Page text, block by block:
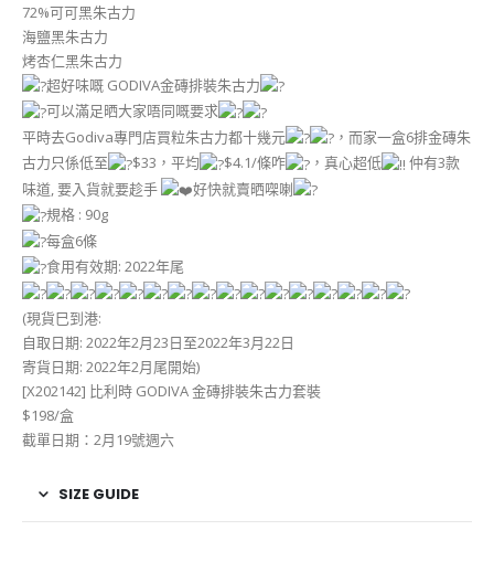
72%可可黑朱古力
海鹽黑朱古力
烤杏仁黑朱古力
超好味嘅 GODIVA金磚排裝朱古力
可以滿足晒大家唔同嘅要求
平時去Godiva專門店買粒朱古力都十幾元
，而家一盒6排金磚朱
古力只係低至
$33，平均 $4.1/條咋 ，真心超低
仲有3款
味道, 要入貨就要趁手
好快就賣晒㗎喇
規格 : 90g
每盒6條
食用有效期: 2022年尾
(現貨巳到港:
自取日期: 2022年2月23日至2022年3月22日
寄貨日期: 2022年2月尾開始)
[X202142] 比利時 GODIVA 金磚排裝朱古力套裝
$198/盒
截單日期：2月19號週六
SIZE GUIDE